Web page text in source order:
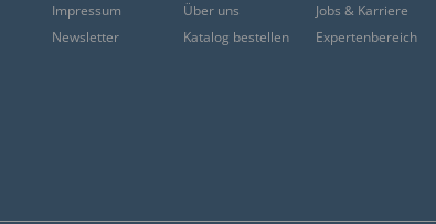
Impressum Über uns
Jobs & Karriere
Newsletter
Katalog bestellen Expertenbereich